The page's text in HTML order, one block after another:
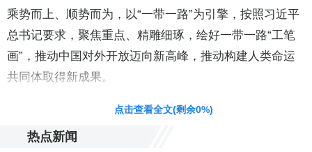
乘势而上、顺势而为，以“一带一路”为引擎，按照习近平
总书记要求，聚焦重点、精雕细琢，绘好一带一路“工笔
画”，推动中国对外开放迈向新高峰，推动构建人类命运
共同体取得新成果。
点击查看全文(剩余0%)
热点新闻